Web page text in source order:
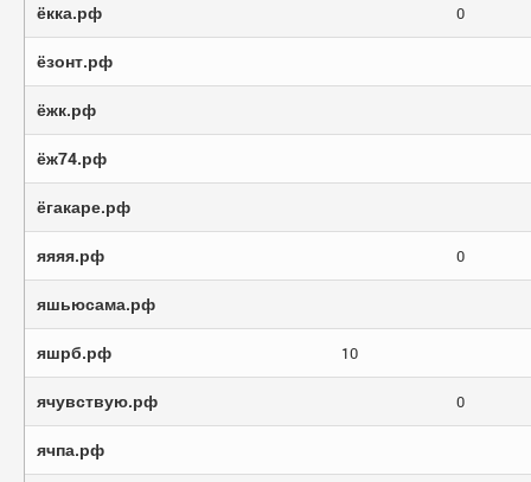
ёкка.рф 0
ёзонт.рф
ёжк.рф
ёж74.рф
ёгакаре.рф
яяяя.рф 0
яшьюсама.рф
яшрб.рф 10
ячувствую.рф 0
ячпа.рф